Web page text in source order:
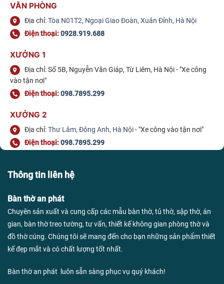
VĂN PHÒNG
Địa chỉ:Tòa N01T2, Ngoại Giao Đoàn, Xuân Đỉnh, Hà Nội
Điện thoại:0928.919.688
XƯỞNG 1
Địa chỉ: Số 5B, Nguyễn Văn Giáp, Từ Liêm, Hà Nội - "Xe công
vào tận nơi"
Điện thoại:098.7895.299
XƯỞNG 2
Địa chỉ:Thư Lâm, Đông Anh, Hà Nội- "Xe công vào tận nơi"
Điện thoại:098.7895.299
Thông tin liên hệ
Bàn thờ an phát
Chuyên sản xuất và cung cấp các mẫu bàn thờ, tủ thờ, sập thờ, án
gian, bàn thờ treo tường, tư vấn, thiết kế không gian phòng thờ và
đồ thờ cúng. Chúng tôi sẽ mang đến cho bạn những sản phẩm thiết
kế đẹp mắt và có chất lượng tốt nhất.
Bàn thờ an phát luôn sẵn sàng phục vụ quý khách!